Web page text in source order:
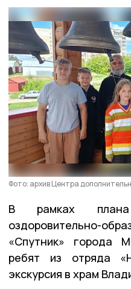
Фото: архив Центра
В рамках
оздоровительно-
«Спутник» города
ребят из отряда
экскурсия в храм